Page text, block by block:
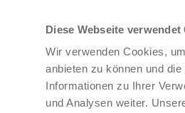
Diese Webseite verwendet
Wir verwenden Cookies,
anbieten zu können und
Informationen zu Ihrer
und Analysen weiter.